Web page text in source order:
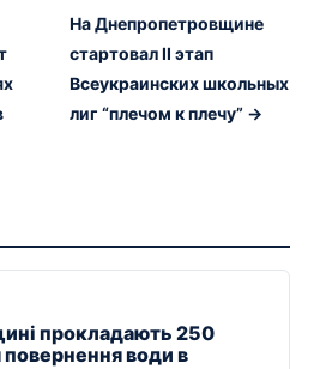
На Днепропетровщине
стартовал II этап
Всеукраинских школьных
лиг “плечом к плечу” →
прокладають 250
води в